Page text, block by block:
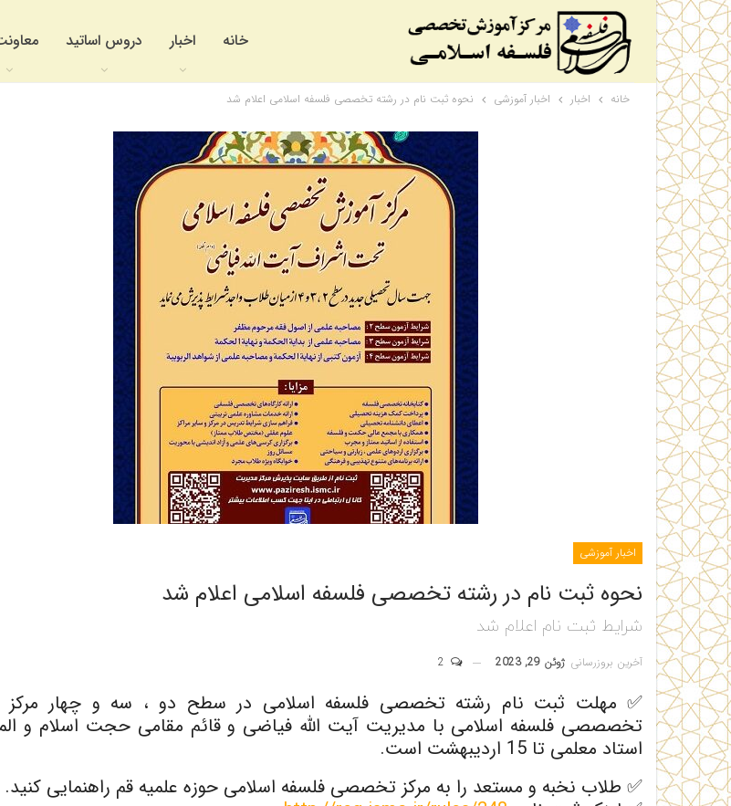
خانه اخبار دروس اساتید
خانه اخبار اخبار آموزشی نحوه ثبت نام در رشته تخصصی فلسفه اسلامی اعلام شد
اخبار آموزشی
نحوه ثبت نام در رشته تخصصی فلسفه اسلامی اعلام شد
شرایط ثبت نام اعلام شد
آخرین بروزرسانی ژوئن 29, 2023
✅ مهلت ثبت نام رشته تخصصی فلسفه اسلامی در سطح دو ، سه و چهار مرکز
تخصصصی فلسفه اسلامی با مدیریت آیت الله فیاضی و قائم مقامی حجت اسلام و
استاد معلمی تا 15 اردیبهشت است.
✅ طلاب نخبه و مستعد را به مرکز تخصصی فلسفه اسلامی حوزه علمیه قم راهنمایی کنید.